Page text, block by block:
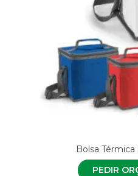
Bolsa
PEDIR